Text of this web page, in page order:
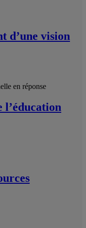
d’une vision
en réponse
l’éducation